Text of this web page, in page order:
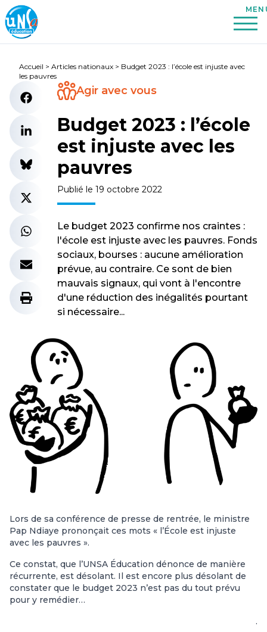
Accueil > Articles nationaux > Budget 2023 : l’école est injuste avec
les pauvres
Agir avec vous
Budget 2023 : l’école
est injuste avec les
pauvres
Publié le 19 octobre 2022
Le budget 2023 confirme nos craintes :
l'école est injuste avec les pauvres. Fonds
sociaux, bourses : aucune amélioration
prévue, au contraire. Ce sont de bien
mauvais signaux, qui vont à l'encontre
d'une réduction des inégalités pourtant
si nécessaire...
Lors de sa conférence de presse de rentrée, le ministre
Pap Ndiaye prononçait ces mots « l’École est injuste
avec les pauvres ».
Ce constat, que l’UNSA Éducation dénonce de manière
récurrente, est désolant. Il est encore plus désolant de
constater que le budget 2023 n’est pas du tout prévu
pour y remédier…
.